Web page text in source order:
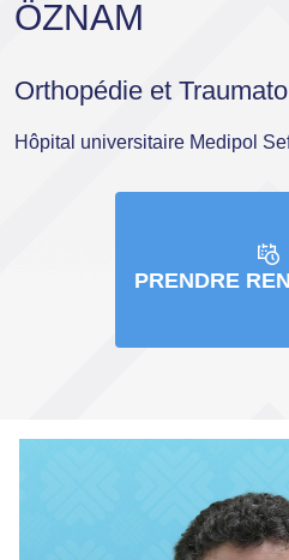
ÖZNAM
Orthopédie et
Hôpital universitaire Medipol
PRENDRE